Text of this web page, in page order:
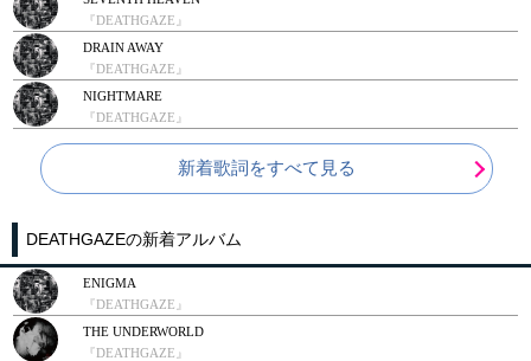
『DEATHGAZE』
DRAIN AWAY
『DEATHGAZE』
NIGHTMARE
『DEATHGAZE』
新着歌詞をすべて見る
DEATHGAZEの新着アルバム
ENIGMA
『DEATHGAZE』
THE UNDERWORLD
『DEATHGAZE』